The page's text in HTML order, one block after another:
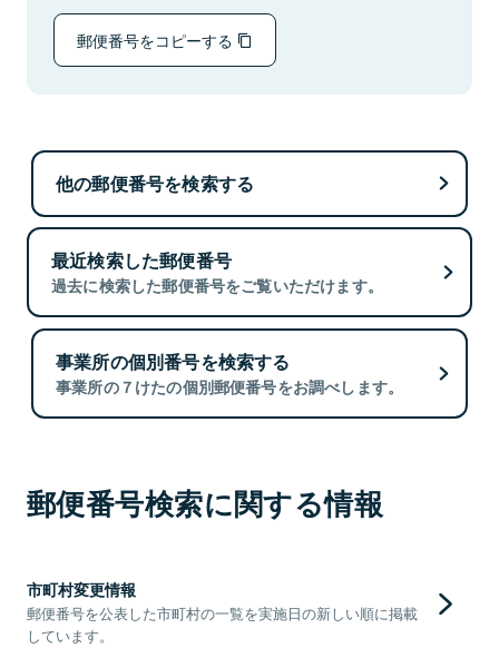
郵便番号をコピーする
他の郵便番号を検索する
最近検索した郵便番号
過去に検索した郵便番号をご覧いただけます。
事業所の個別番号を検索する
事業所の７けたの個別郵便番号をお調べします。
郵便番号検索に関する情報
市町村変更情報
郵便番号を公表した市町村の一覧を実施日の新しい順に掲載
しています。